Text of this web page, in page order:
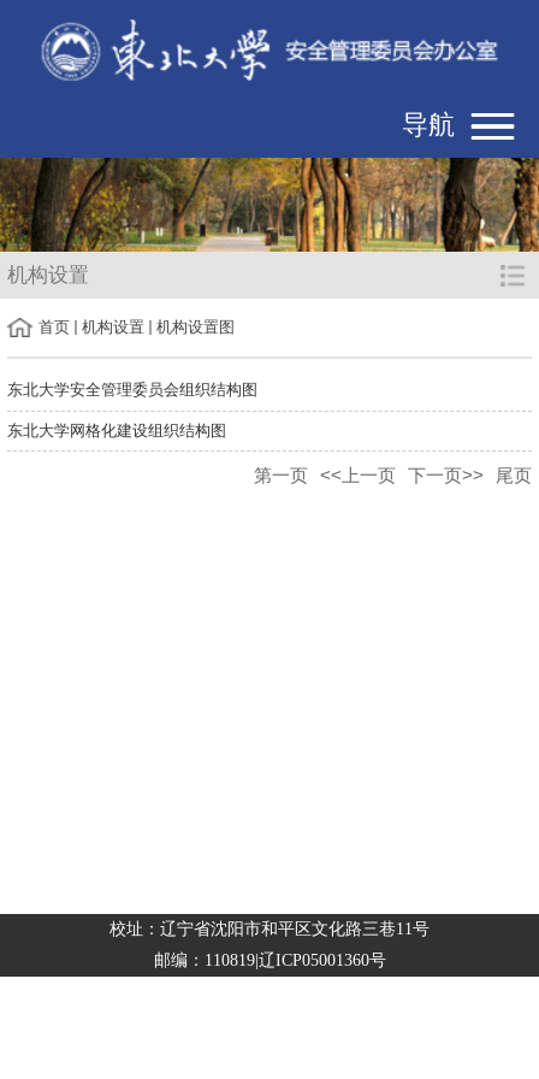
导航
机构设置
首页 机构设置 机构设置图
东北大学安全管理委员会组织结构图
东北大学网格化建设组织结构图
第一页 <<上一页 下一页>> 尾页
校址：辽宁省沈阳市和平区文化路三巷11号
邮编：110819|辽ICP05001360号